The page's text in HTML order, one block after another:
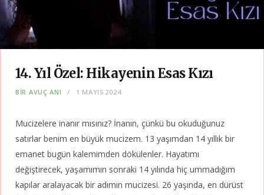
14. Yıl Özel: Hikayenin Esas Kızı
BIR AVUÇ ANI 1 MAYIS 2024
Mucizelere inanır mısınız? İnanın, çünkü bu okuduğunuz
satırlar benim en büyük mucizem. 13 yaşımdan 14 yıllık bir
emanet bugün kalemimden dökülenler. Hayatımı
değiştirecek, yaşamımın sonraki 14 yılında hiç ummadığım
kapılar aralayacak bir adımın mucizesi. 26 yaşında, en dürüst